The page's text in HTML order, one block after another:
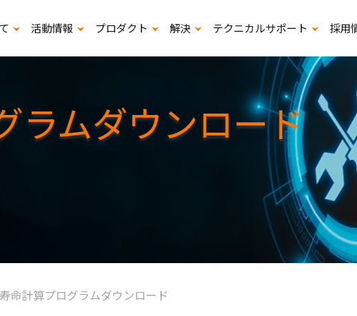
活動情報 プロダクト 解決 テクニカルサポート 採用
ラムダウンロード
寿命計算プログラムダウンロード